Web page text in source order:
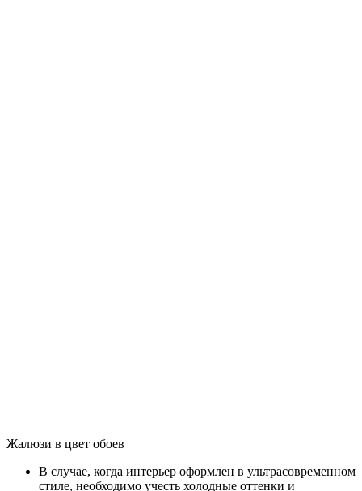
Жалюзи в цвет обоев
В случае, когда интерьер оформлен в ультрасовременном
стиле, необходимо учесть холодные оттенки и